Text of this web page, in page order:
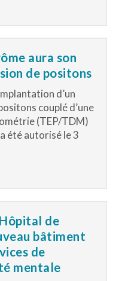
aura son
de positons
d’un
couplé d’une
(TEP/TDM)
été autorisé le 3
de
bâtiment
de
mentale